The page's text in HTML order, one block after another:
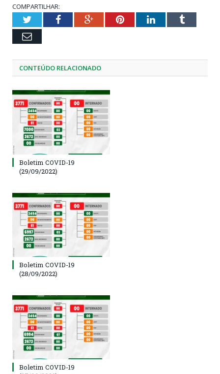
COMPARTILHAR:
TwitterFacebookGoogle+PinterestLinkedInTumblr
Email
CONTEÚDO RELACIONADO
Boletim COVID-19
(29/09/2022)
Boletim COVID-19
(28/09/2022)
Boletim COVID-19